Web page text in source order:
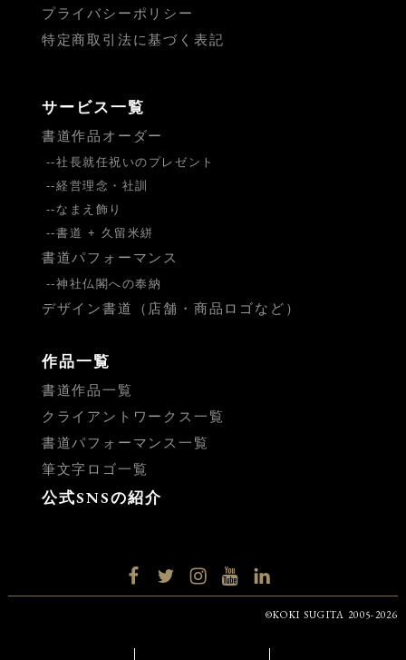
プライバシーポリシー
特定商取引法に基づく表記
サービス一覧
書道作品オーダー
社長就任祝いのプレゼント
経営理念・社訓
なまえ飾り
書道 + 久留米絣
書道パフォーマンス
神社仏閣への奉納
デザイン書道（店舗・商品ロゴなど）
作品一覧
書道作品一覧
クライアントワークス一覧
書道パフォーマンス一覧
筆文字ロゴ一覧
公式SNSの紹介
facebooktwitterinstagramYouTubeLinkedIn
©KOKI SUGITA 2005-2026